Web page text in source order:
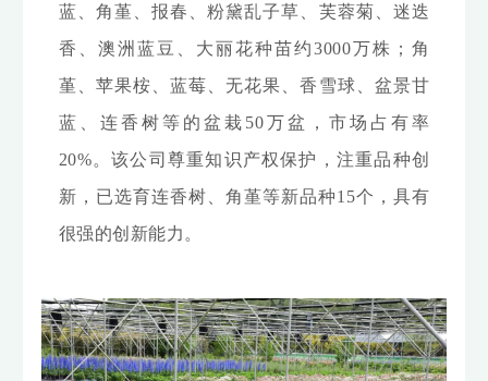
蓝、角堇、报春、粉黛乱子草、芙蓉菊、迷迭
香、澳洲蓝豆、大丽花种苗约3000万株；角
堇、苹果桉、蓝莓、无花果、香雪球、盆景甘
蓝、连香树等的盆栽50万盆，市场占有率
20%。该公司尊重知识产权保护，注重品种创
新，已选育连香树、角堇等新品种15个，具有
很强的创新能力。